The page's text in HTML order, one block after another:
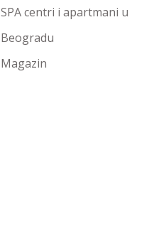
SPA centri i apartmani u
Beogradu
Magazin